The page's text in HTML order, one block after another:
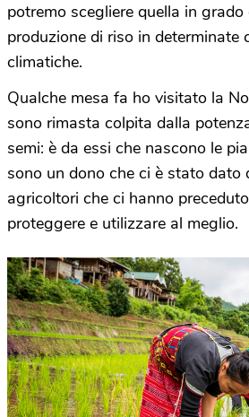
potremo scegliere quella in
produzione di riso in determinate
climatiche.
Qualche mesa fa ho visitato la
sono rimasta colpita dalla
semi: è da essi che nascono le
sono un dono che ci è stato dato
agricoltori che ci hanno
proteggere e utilizzare al meglio.